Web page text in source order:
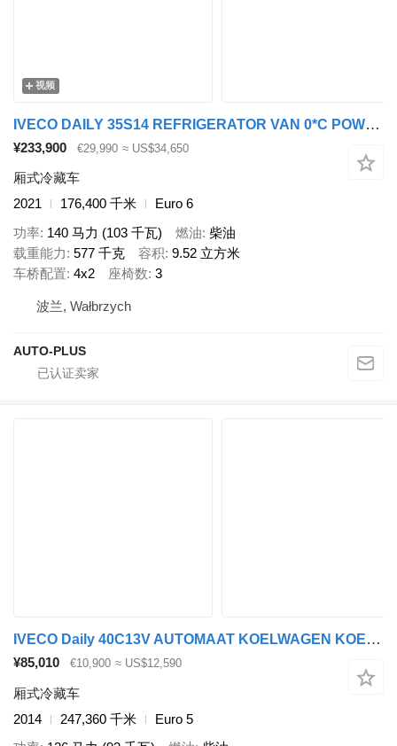
视频
IVECO DAILY 35S14 REFRIGERATOR VAN 0*C POWER SUPPLY 230V CRUISE CONTRO
¥233,900 €29,990 ≈ US$34,650
厢式冷藏车
2021
176,400 千米
Euro 6
功率 140 马力 (103 千瓦) 燃油 柴油
载重能力 577 千克 容积 9.52 立方米
车桥配置 4x2 座椅数 3
波兰, Wałbrzych
AUTO-PLUS
IVECO Daily 40C13V AUTOMAAT KOELWAGEN KOELAUTO
¥85,010 €10,900 ≈ US$12,590
厢式冷藏车
2014
247,360 千米
Euro 5